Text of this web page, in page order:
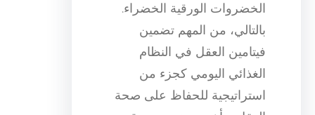
الخضروات الورقية الخضراء.
بالتالي، من المهم تضمين
فيتامين العقل في النظام
الغذائي اليومي كجزء من
استراتيجية للحفاظ على صحة